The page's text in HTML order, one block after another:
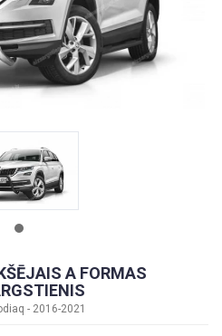
A FORMAS
- 2016-2021